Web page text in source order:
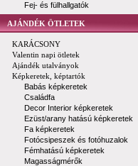
Fej- és fülhallgatók
AJÁNDÉK ÖTLETEK
KARÁCSONY
Valentin napi ötletek
Ajándék utalványok
Képkeretek, képtartók
Babás képkeretek
Családfa
Decor Interior képkeretek
Ezüst/arany hatású képkeretek
Fa képkeretek
Fotócsipeszek és fotóhuzalok
Fémhatású képkeretek
Magasságmérők